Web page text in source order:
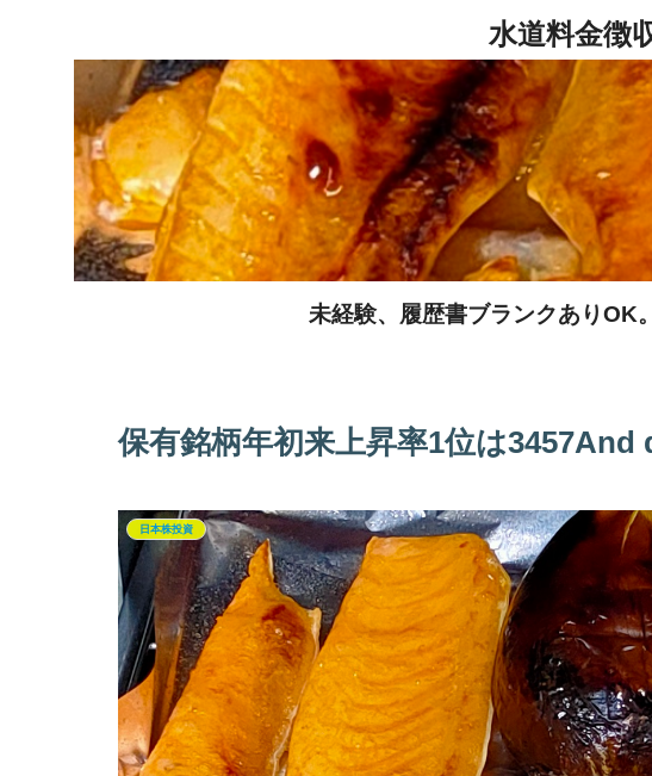
未経験、履歴書ブランクありOK
保有銘柄年初来上昇率1位は3457And
日本株投資